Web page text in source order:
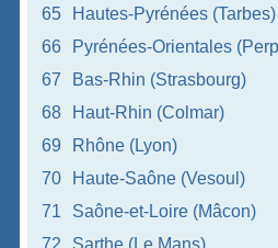
65
Hautes-Pyrénées (Tarbes)
66
Pyrénées-Orientales
67
Bas-Rhin (Strasbourg)
68
Haut-Rhin (Colmar)
69
Rhône (Lyon)
70
Haute-Saône (Vesoul)
71
Saône-et-Loire (Mâcon)
72
Sarthe (Le Mans)